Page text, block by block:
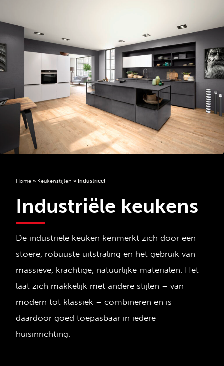
Home » Keukenstijlen » Industrieel
Industriële keukens
De industriële keuken kenmerkt zich door een
stoere, robuuste uitstraling en het gebruik van
massieve, krachtige, natuurlijke materialen. Het
laat zich makkelijk met andere stijlen – van
modern tot klassiek – combineren en is
daardoor goed toepasbaar in iedere
huisinrichting.